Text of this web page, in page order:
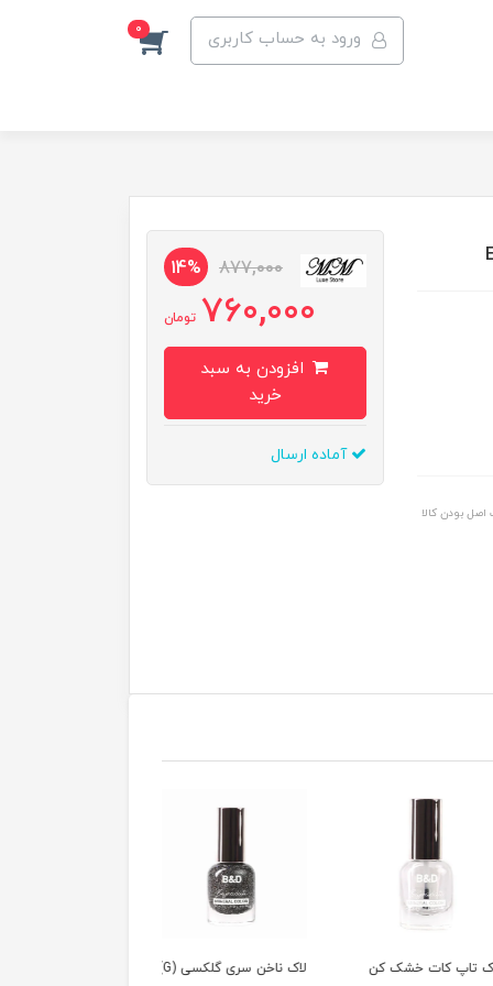
ورود به حساب کاربری 0
بودن کالا
877,000
14%
760,000 تومان
افزودن به سبد
خرید
آماده ارسال
تاپ کات خشک کن
لاک ناخن سری گلکسی (G)